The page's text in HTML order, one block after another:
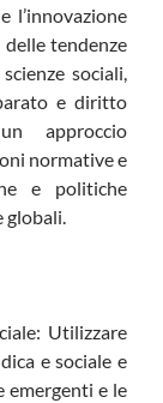
l’innovazione
delle tendenze
sociali,
e diritto
approccio
normative e
e politiche
globali.
Utilizzare
e sociale e
emergenti e le